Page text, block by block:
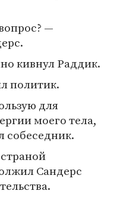
—
кивнул Раддик.
политик.
для
моего тела,
собеседник.
Сандерс